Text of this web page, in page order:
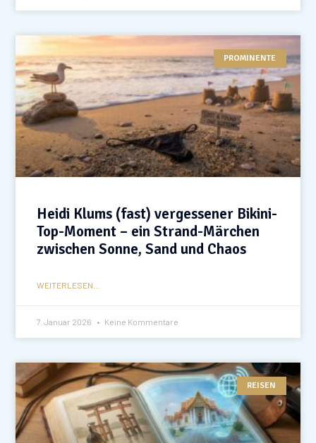
PROMINENTE
Heidi Klums (fast) vergessener Bikini-
Top-Moment – ein Strand-Märchen
zwischen Sonne, Sand und Chaos
WEITERLESEN...
7. Januar 2026 Keine Kommentare
REISEN